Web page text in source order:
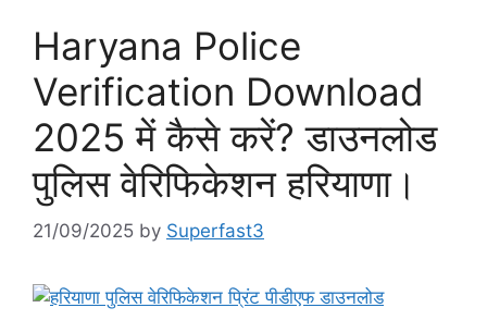
Haryana Police
Verification Download
2025 में कैसे करें? डाउनलोड
पुलिस वेरिफिकेशन हरियाणा।
21/09/2025 by Superfast3